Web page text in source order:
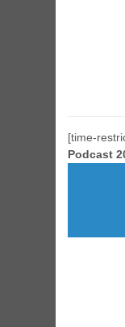
[time-
Podcast